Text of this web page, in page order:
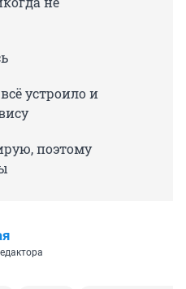
устроило и
поэтому